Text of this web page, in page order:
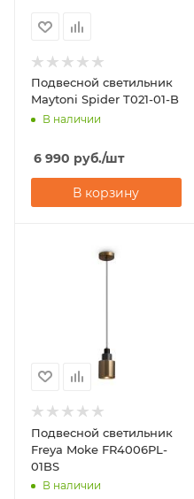
Подвесной светильник
Maytoni Spider T021-01-B
В наличии
6 990 руб./шт
В корзину
Подвесной светильник
Freya Moke FR4006PL-
01BS
В наличии